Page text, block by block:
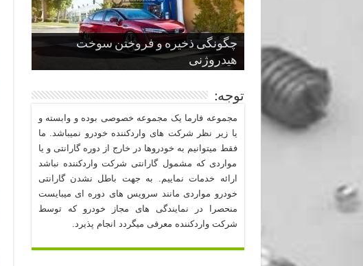
چگونگی ذخیره و فروختن سوخت
هیدروژنی
قدرتمندترین ماسل کارها یا خودروهای
عضلانی امریکایی
چرا نمک باعث خوردگی خودرو می شود؟
پنج کابین جذاب سال های اخیر صنعت
خودروسازی
از صفر تا صد طراحی خودرو قسمت
سوم
توجه:
مجموعه فارما یک مجموعه خصوصی بوده و وابسته و
یا زیر نظر شرکت های واردکننده خودرو نمیباشد. ما
فقط میتوانیم به خودروها در خارج از دوره گارانتی و یا
مواردی که مشمول گارانتی شرکت واردکننده نباشد
ارائه خدمات نماییم. به جهت باطل نشدن گارانتی
خودرو مواردی مانند سرویس های دوره ای میبایست
منحصرا در نمایندگی های مجاز خودرو که توسط
شرکت واردکننده معرفی میگردد انجام پذیرد.